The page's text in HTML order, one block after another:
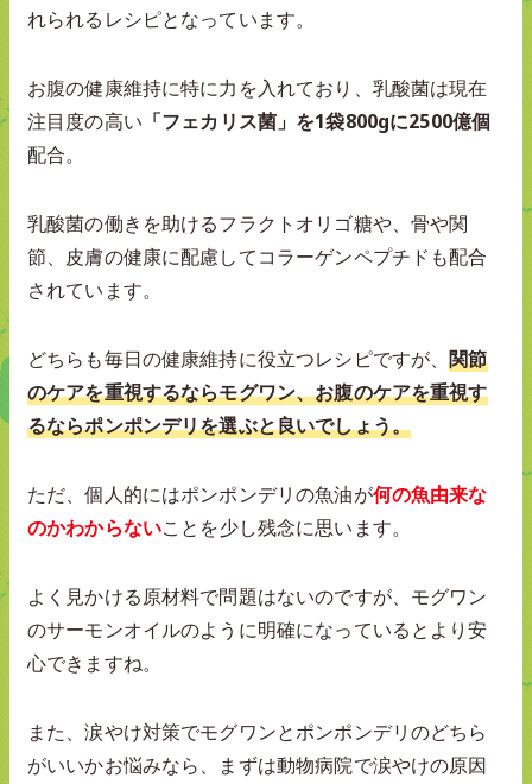
れられるレシピとなっています。
お腹の健康維持に特に力を入れており、乳酸菌は現在
注目度の高い 「フェカリス菌」を1袋800gに2500億個
配合。
乳酸菌の働きを助けるフラクトオリゴ糖や、骨や関
節、皮膚の健康に配慮してコラーゲンペプチドも配合
されています。
どちらも毎日の健康維持に役立つレシピですが、関節
のケアを重視するならモグワン、お腹のケアを重視す
るならポンポンデリを選ぶと良いでしょう。
ただ、個人的にはポンポンデリの魚油が何の魚由来な
のかわからないことを少し残念に思います。
よく見かける原材料で問題はないのですが、モグワン
のサーモンオイルのように明確になっているとより安
心できますね。
また、涙やけ対策でモグワンとポンポンデリのどちら
がいいかお悩みなら、まずは動物病院で涙やけの原因